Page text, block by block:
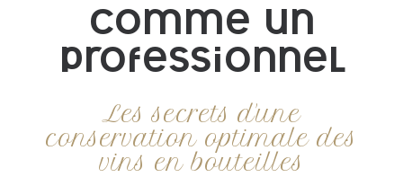
comme un
professionnel
Les secrets d'une
conservation optimale des
vins en bouteilles